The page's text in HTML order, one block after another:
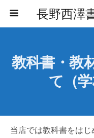
教科書・教
て（学
当店では教科書をは